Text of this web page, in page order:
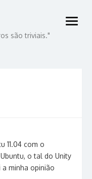
são triviais."
open
11.04 com o
o tal do Unity
minha opinião